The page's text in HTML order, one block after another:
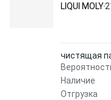
LIQUI MOLY
чистящая
Наличие
Отгрузка